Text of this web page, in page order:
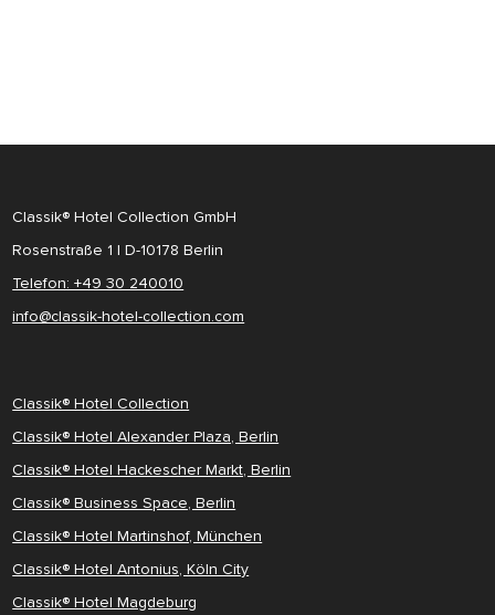
Classik® Hotel Collection GmbH
Rosenstraße 1 | D-10178 Berlin
Telefon: +49 30 240010
info@classik-hotel-collection.com
Classik® Hotel Collection
Classik® Hotel Alexander Plaza, Berlin
Classik® Hotel Hackescher Markt, Berlin
Classik® Business Space, Berlin
Classik® Hotel Martinshof, München
Classik® Hotel Antonius, Köln City
Classik® Hotel Magdeburg